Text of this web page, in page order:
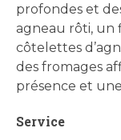
profondes et
agneau rôti, un
côtelettes
des fromages
présence et
Service